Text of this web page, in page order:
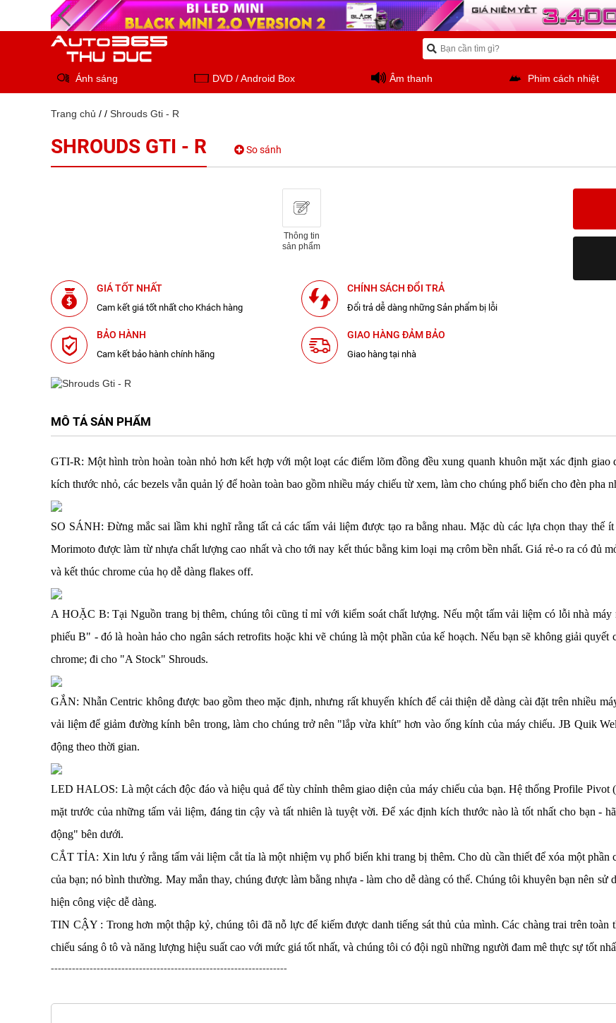
Ánh sáng DVD / Android Box Âm thanh Phim cách nhiệt
Trang chủ / / Shrouds Gti - R
SHROUDS GTI - R So sánh
Thông tin
sản phẩm
GIÁ TỐT NHẤT
Cam kết giá tốt nhất cho Khách hàng
CHÍNH SÁCH ĐỔI TRẢ
Đổi trả dễ dàng những Sản phẩm bị lỗi
BẢO HÀNH
Cam kết bảo hành chính hãng
GIAO HÀNG ĐẢM BẢO
Giao hàng tại nhà
MÔ TẢ SẢN PHẨM
GTI-R: Một hình tròn hoàn toàn nhỏ hơn kết hợp với một loạt các điểm lõm đồng đều xung quanh khuôn mặt xác định
kích thước nhỏ, các bezels vẫn quản lý để hoàn toàn bao gồm nhiều máy chiếu từ xem, làm cho chúng phổ biến cho đèn pha
SO SÁNH: Đừng mắc sai lầm khi nghĩ rằng tất cả các tấm vải liệm được tạo ra bằng nhau. Mặc dù các lựa chọn thay thế
Morimoto được làm từ nhựa chất lượng cao nhất và cho tới nay kết thúc bằng kim loại mạ crôm bền nhất. Giá rẻ-o ra có đủ
và kết thúc chrome của họ dễ dàng flakes off.
A HOẶC B: Tại Nguồn trang bị thêm, chúng tôi cũng tỉ mỉ với kiểm soát chất lượng. Nếu một tấm vải liệm có lỗi nhà
phiếu B" - đó là hoàn hảo cho ngân sách retrofits hoặc khi vẽ chúng là một phần của kế hoạch. Nếu bạn sẽ không giải
chrome; đi cho "A Stock" Shrouds.
GẮN: Nhẫn Centric không được bao gồm theo mặc định, nhưng rất khuyến khích để cải thiện dễ dàng cài đặt trên nhiều
vải liệm để giảm đường kính bên trong, làm cho chúng trở nên "lắp vừa khít" hơn vào ống kính của máy chiếu. JB Quik
động theo thời gian.
LED HALOS: Là một cách độc đáo và hiệu quả để tùy chỉnh thêm giao diện của máy chiếu của bạn. Hệ thống Profile
mặt trước của những tấm vải liệm, đáng tin cậy và tất nhiên là tuyệt vời. Để xác định kích thước nào là tốt nhất cho bạn -
động" bên dưới.
CẮT TỈA: Xin lưu ý rằng tấm vải liệm cắt tỉa là một nhiệm vụ phổ biến khi trang bị thêm. Cho dù cần thiết để xóa một phần
của bạn; nó bình thường. May mắn thay, chúng được làm bằng nhựa - làm cho dễ dàng có thể. Chúng tôi khuyên bạn nên
hiện công việc dễ dàng.
TIN CẬY : Trong hơn một thập kỷ, chúng tôi đã nỗ lực để kiếm được danh tiếng sát thủ của mình. Các chàng trai trên toàn
chiếu sáng ô tô và năng lượng hiệu suất cao với mức giá tốt nhất, và chúng tôi có đội ngũ những người đam mê thực sự tốt
-------------------------------------------------------------------